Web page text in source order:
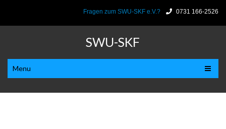
Fragen zum SWU-SKF e.V.? 0731 166-2526
SWU-SKF
Menu